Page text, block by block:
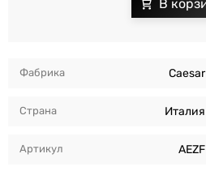
Фабрика Caesar
Страна Италия
Артикул AEZF